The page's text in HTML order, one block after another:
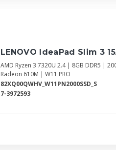
LENOVO IdeaPad Slim 3
AMD Ryzen 3 7320U 2.4 | 8GB DDR5 |
Radeon 610M | W11 PRO
82XQ00QWHV_W11PN2000SSD_S
7-3972593